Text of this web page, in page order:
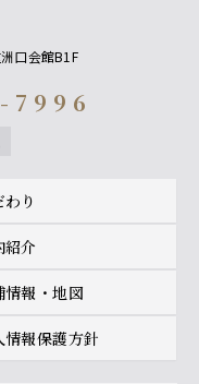
口会館B1F
7996
わり
紹介
舗情報・地図
人情報保護方針